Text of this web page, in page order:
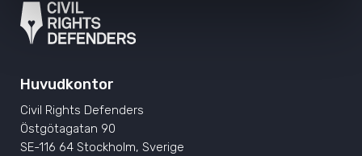
Huvudkontor
Civil Rights Defenders
Östgötagatan 90
SE-116 64 Stockholm, Sverige